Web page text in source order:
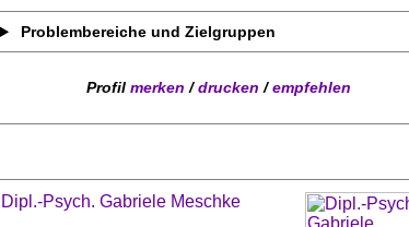
Problembereiche und Zielgruppen
Profil merken /drucken /empfehlen
Dipl.-Psych. Gabriele Meschke